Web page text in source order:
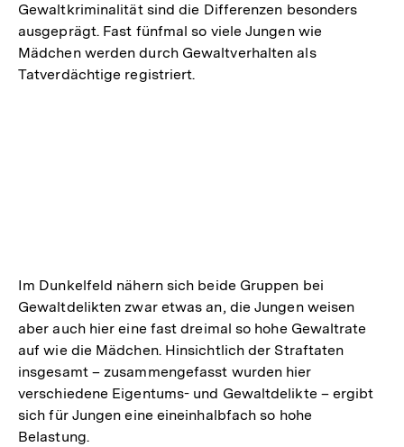
Gewaltkriminalität sind die Differenzen besonders
ausgeprägt. Fast fünfmal so viele Jungen wie
Mädchen werden durch Gewaltverhalten als
Tatverdächtige registriert.
Im Dunkelfeld nähern sich beide Gruppen bei
Gewaltdelikten zwar etwas an, die Jungen weisen
aber auch hier eine fast dreimal so hohe Gewaltrate
auf wie die Mädchen. Hinsichtlich der Straftaten
insgesamt – zusammengefasst wurden hier
verschiedene Eigentums- und Gewaltdelikte – ergibt
sich für Jungen eine eineinhalbfach so hohe
Belastung.